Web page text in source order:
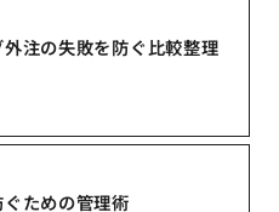
注の失敗を防ぐ比較整理
ための管理術